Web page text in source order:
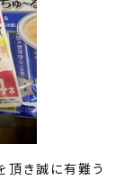
頂き誠に有難う